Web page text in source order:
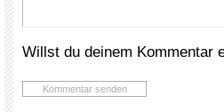
Willst du deinem Kommentar